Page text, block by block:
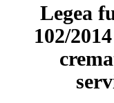
Legea
102/